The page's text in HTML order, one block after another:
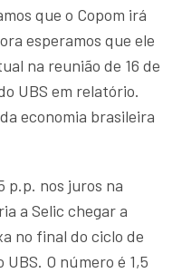
que o Copom irá
esperamos que ele
na reunião de 16 de
UBS em relatório.
economia brasileira
p.p. nos juros na
a Selic chegar a
no final do ciclo de
O número é 1,5